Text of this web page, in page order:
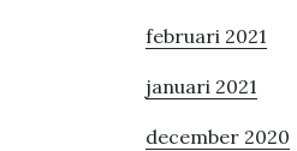
februari 2021
januari 2021
december 2020